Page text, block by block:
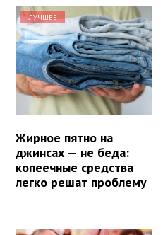
ЛУЧШЕЕ
Жирное пятно на
джинсах — не беда:
копеечные средства
легко решат проблему